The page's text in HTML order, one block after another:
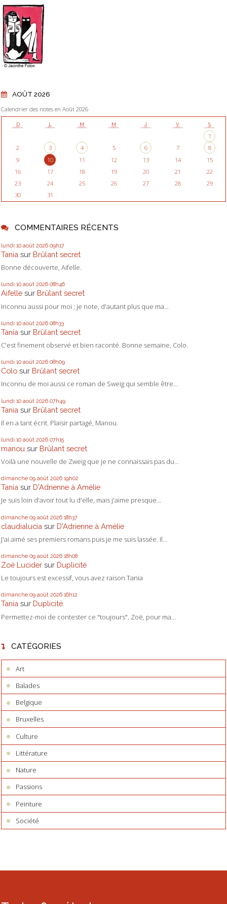
AOÛT 2026
Calendrier des notes en Août 2026
D L M M J V S
1
2
3 4 5 6 7
8
9
10 11 12 13 14
15
16
17 18 19 20 21
22
23
24 25 26 27 28
29
30
31
COMMENTAIRES RÉCENTS
lundi 10 août 2026 09h17
Tania sur Brûlant secret
Bonne découverte, Aifelle.
lundi 10 août 2026 08h46
Aifelle sur Brûlant secret
Inconnu aussi pour moi ; je note, d'autant plus que ma...
lundi 10 août 2026 08h33
Tania sur Brûlant secret
C'est finement observé et bien raconté. Bonne semaine, Colo.
lundi 10 août 2026 08h09
Colo sur Brûlant secret
Inconnu de moi aussi ce roman de Sweig qui semble être...
lundi 10 août 2026 07h49
Tania sur Brûlant secret
Il en a tant écrit. Plaisir partagé, Manou.
lundi 10 août 2026 07h15
manou sur Brûlant secret
Voilà une nouvelle de Zweig que je ne connaissais pas du...
dimanche 09 août 2026 19h02
Tania sur D'Adrienne à Amélie
Je suis loin d'avoir tout lu d'elle, mais j'aime presque...
dimanche 09 août 2026 18h37
claudialucia sur D'Adrienne à Amélie
J'ai aimé ses premiers romans puis je me suis lassée. Il...
dimanche 09 août 2026 18h08
Zoë Lucider sur Duplicité
Le toujours est excessif, vous avez raison Tania
dimanche 09 août 2026 16h12
Tania sur Duplicité
Permettez-moi de contester ce "toujours", Zoë, pour ma...
CATÉGORIES
Art
Balades
Belgique
Bruxelles
Culture
Littérature
Nature
Passions
Peinture
Société